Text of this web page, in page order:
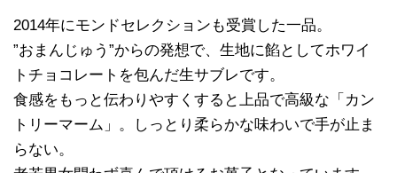
2014年にモンドセレクションも受賞した一品。
”おまんじゅう”からの発想で、生地に餡としてホワイ
トチョコレートを包んだ生サブレです。
食感をもっと伝わりやすくすると上品で高級な「カン
トリーマーム」。しっとり柔らかな味わいで手が止ま
らない。